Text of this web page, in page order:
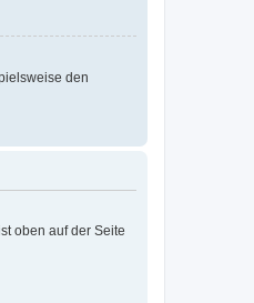
den
oben auf der Seite